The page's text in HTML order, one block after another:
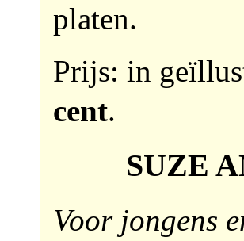
platen.
Prijs: in
cent.
SUZE
Voor jongens